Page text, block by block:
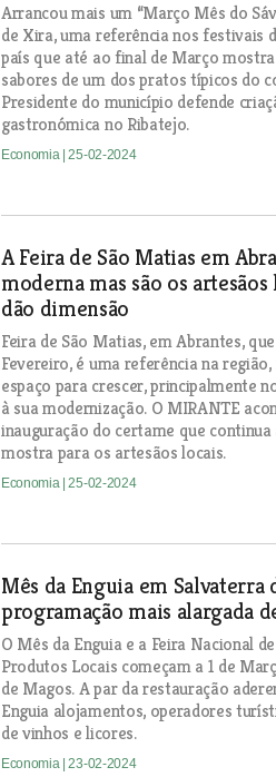
Arrancou mais um “Março Mês do
de Xira, uma referência nos festivais
país que até ao final de Março
sabores de um dos pratos típicos do
Presidente do município defende
gastronómica no Ribatejo.
Economia | 25-02-2024
A Feira de São Matias em
moderna mas são os
dão dimensão
Feira de São Matias, em Abrantes,
Fevereiro, é uma referência na
espaço para crescer, principalmente
à sua modernização. O MIRANTE
inauguração do certame que continua
mostra para os artesãos locais.
Economia | 25-02-2024
Mês da Enguia em Salvaterra
programação mais alargada
O Mês da Enguia e a Feira Nacional
Produtos Locais começam a 1 de
de Magos. A par da restauração
Enguia alojamentos, operadores
de vinhos e licores.
Economia | 23-02-2024